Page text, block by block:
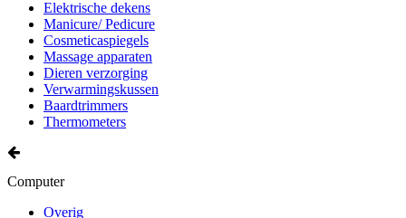
Elektrische dekens
Manicure/ Pedicure
Cosmeticaspiegels
Massage apparaten
Dieren verzorging
Verwarmingskussen
Baardtrimmers
Thermometers
Computer
Overig